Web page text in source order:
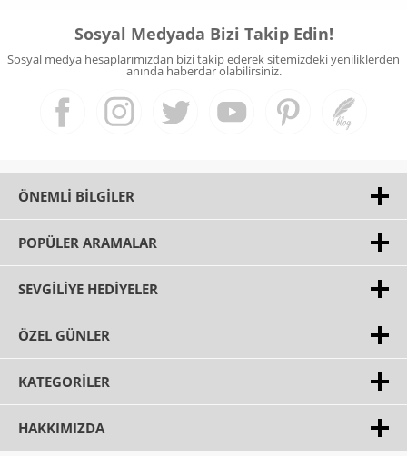
Sosyal Medyada Bizi Takip Edin!
Sosyal medya hesaplarımızdan bizi takip ederek sitemizdeki yeniliklerden
anında haberdar olabilirsiniz.
ÖNEMLI BILGILER
POPÜLER ARAMALAR
SEVGILIYE HEDIYELER
ÖZEL GÜNLER
KATEGORILER
HAKKIMIZDA